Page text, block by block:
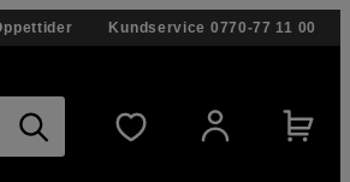
Kundservice 0770-77 11 00